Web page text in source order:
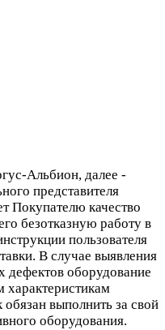
Альбион, далее -
представителя
Покупателю качество
безотказную работу в
пользователя
В случае выявления
дефектов оборудование
характеристикам
выполнить за свой
оборудования.